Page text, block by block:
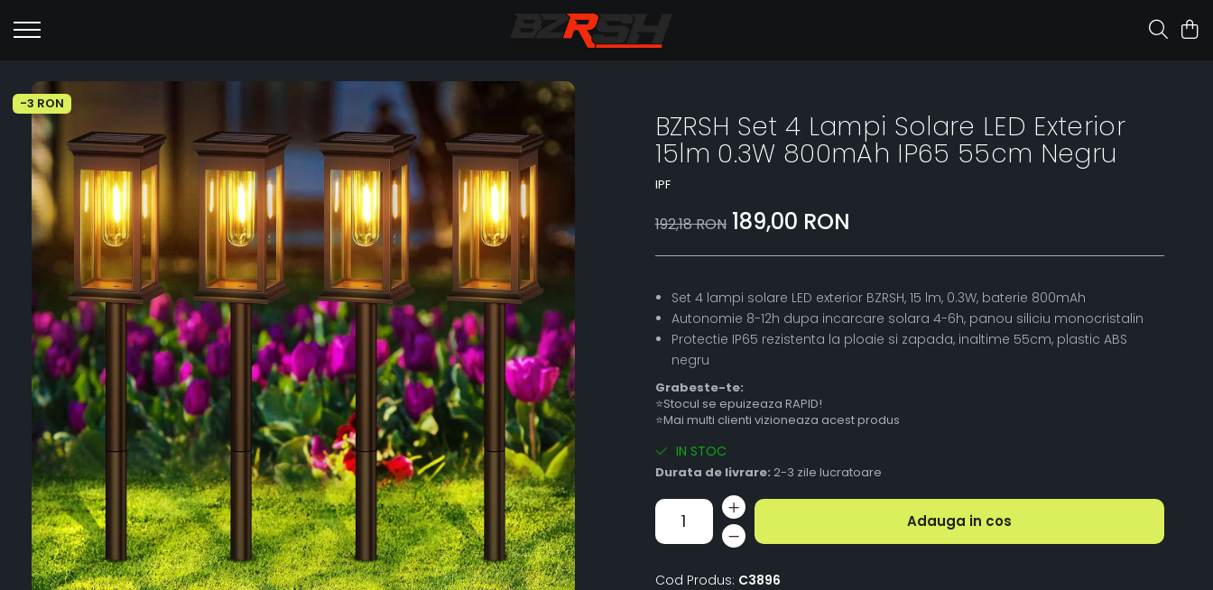
-3 RON
BZRSH Set 4 Lampi Solare LED Exterior
15lm 0.3W 800mAh IP65 55cm Negru
IPF
192,18 RON 189,00 RON
Set 4 lampi solare LED exterior BZRSH, 15 lm, 0.3W, baterie 800mAh
Autonomie 8-12h dupa incarcare solara 4-6h, panou siliciu monocristalin
Protectie IP65 rezistenta la ploaie si zapada, inaltime 55cm, plastic ABS
negru
Grabeste-te:
⭐Stocul se epuizeaza RAPID!
⭐Mai multi clienti vizioneaza acest produs
IN STOC
Durata de livrare: 2-3 zile lucratoare
Adauga in cos
Cod Produs: C3896